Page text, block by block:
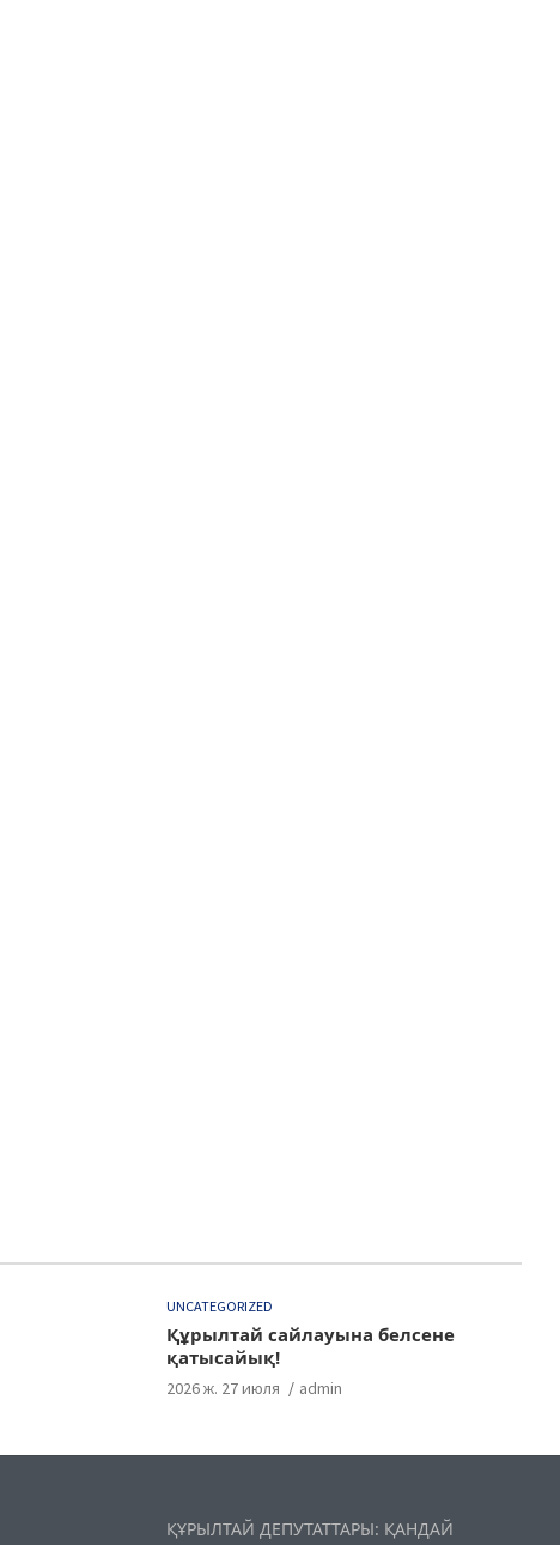
UNCATEGORIZED
Құрылтай сайлауына белсене
қатысайық!
2026 ж. 27 июля admin
ҚҰРЫЛТАЙ ДЕПУТАТТАРЫ: ҚАНДАЙ